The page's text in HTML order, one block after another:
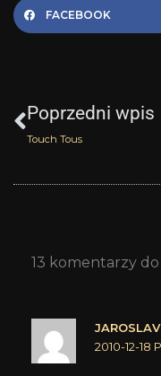
FACEBOOK
Poprzedni wpis
Touch Tous
13 komentarzy do
JAROSLAV
2010-12-18